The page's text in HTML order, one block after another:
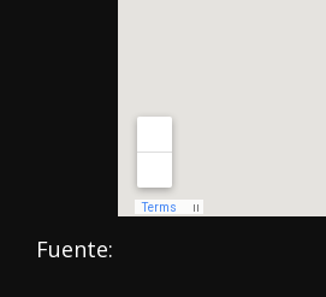
Fuente: